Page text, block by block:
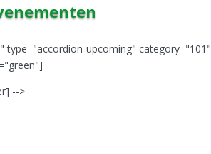
type="accordion-upcoming" category="101"
-->